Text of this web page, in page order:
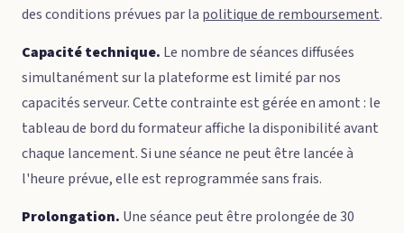
des conditions prévues par la politique de remboursement.
Capacité technique. Le nombre de séances diffusées
simultanément sur la plateforme est limité par nos
capacités serveur. Cette contrainte est gérée en amont : le
tableau de bord du formateur affiche la disponibilité avant
chaque lancement. Si une séance ne peut être lancée à
l'heure prévue, elle est reprogrammée sans frais.
Prolongation. Une séance peut être prolongée de 30